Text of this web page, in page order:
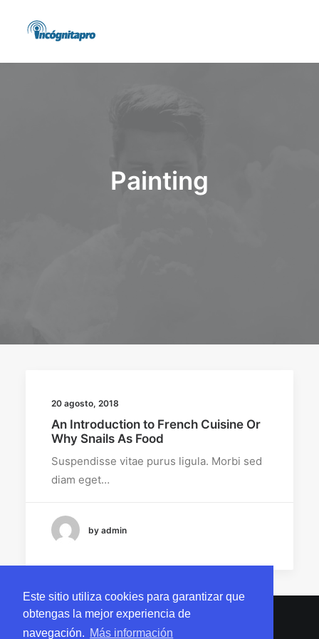
Este sitio utiliza cookies para garantizar que
obtengas la mejor experiencia de
navegación. Más información
Painting
20 agosto, 2018
An Introduction to French Cuisine Or
Why Snails As Food
Suspendisse vitae purus ligula. Morbi sed
diam eget…
by admin